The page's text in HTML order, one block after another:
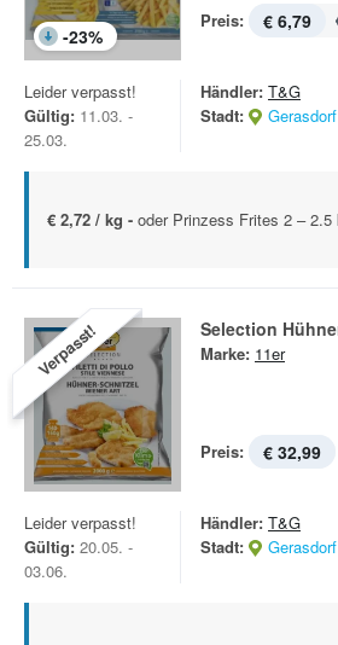
-23%
Preis: € 6,79
Leider verpasst!
Gültig: 11.03. -
25.03.
Händler: T&G
Stadt:
€ 2,72 / kg - oder Prinzess Frites 2 – 2.5
Verpasst! Selection
Marke: 11er
Preis: € 32,99
Leider verpasst!
Gültig: 20.05. -
03.06.
Händler: T&G
Stadt: